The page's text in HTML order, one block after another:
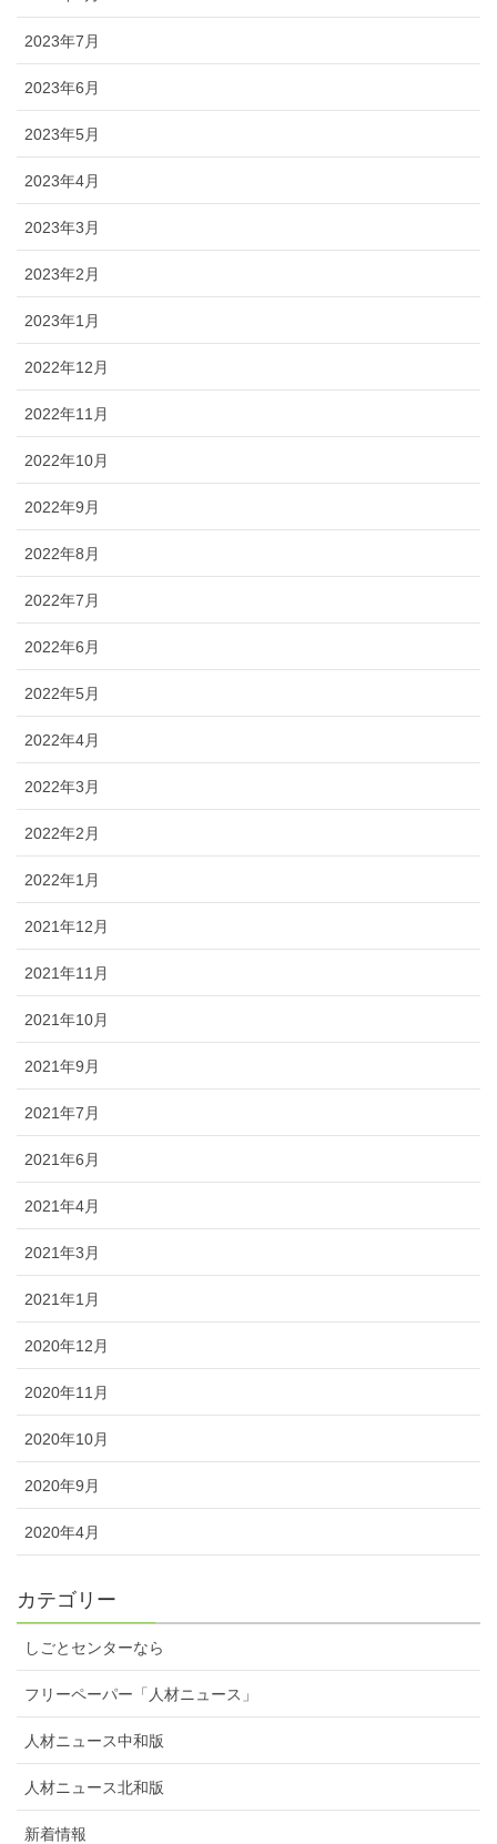
2023年7月
2023年6月
2023年5月
2023年4月
2023年3月
2023年2月
2023年1月
2022年12月
2022年11月
2022年10月
2022年9月
2022年8月
2022年7月
2022年6月
2022年5月
2022年4月
2022年3月
2022年2月
2022年1月
2021年12月
2021年11月
2021年10月
2021年9月
2021年7月
2021年6月
2021年4月
2021年3月
2021年1月
2020年12月
2020年11月
2020年10月
2020年9月
2020年4月
カテゴリー
しごとセンターなら
フリーペーパー「人材ニュース」
人材ニュース中和版
人材ニュース北和版
新着情報